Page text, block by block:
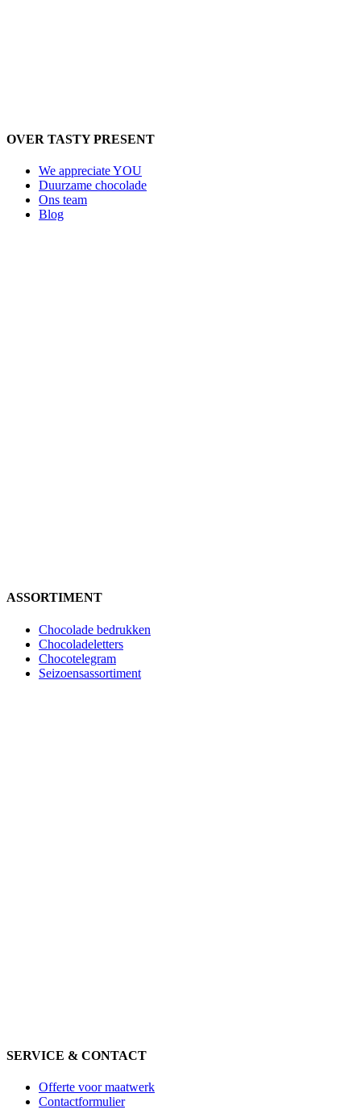
OVER TASTY PRESENT
We appreciate YOU
Duurzame chocolade
Ons team
Blog
ASSORTIMENT
Chocolade bedrukken
Chocoladeletters
Chocotelegram
Seizoensassortiment
SERVICE & CONTACT
Offerte voor maatwerk
Contactformulier